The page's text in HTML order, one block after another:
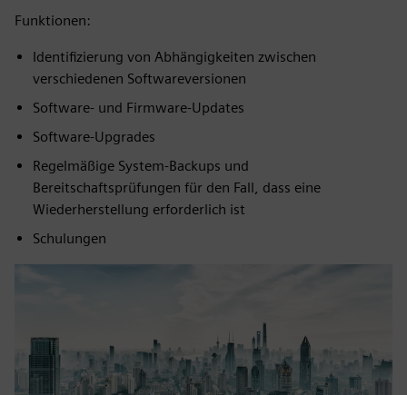
Funktionen:
Identifizierung von Abhängigkeiten zwischen
verschiedenen Softwareversionen
Software- und Firmware-Updates
Software-Upgrades
Regelmäßige System-Backups und
Bereitschaftsprüfungen für den Fall, dass eine
Wiederherstellung erforderlich ist
Schulungen